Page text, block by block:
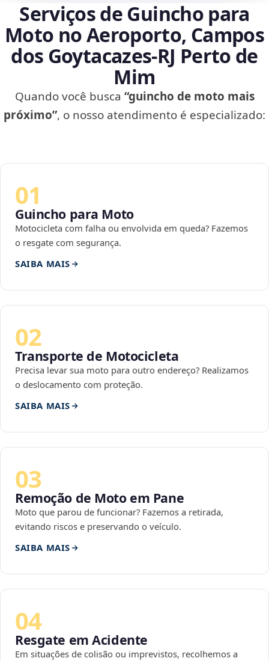
Serviços de Guincho para
Moto no Aeroporto, Campos
dos Goytacazes‑RJ Perto de
Mim
Quando você busca “guincho de moto mais
próximo”, o nosso atendimento é especializado:
01
Guincho para Moto
Motocicleta com falha ou envolvida em queda? Fazemos
o resgate com segurança.
SAIBA MAIS
02
Transporte de Motocicleta
Precisa levar sua moto para outro endereço? Realizamos
o deslocamento com proteção.
SAIBA MAIS
03
Remoção de Moto em Pane
Moto que parou de funcionar? Fazemos a retirada,
evitando riscos e preservando o veículo.
SAIBA MAIS
04
Resgate em Acidente
Em situações de colisão ou imprevistos, recolhemos a